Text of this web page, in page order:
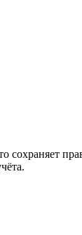
сохраняет